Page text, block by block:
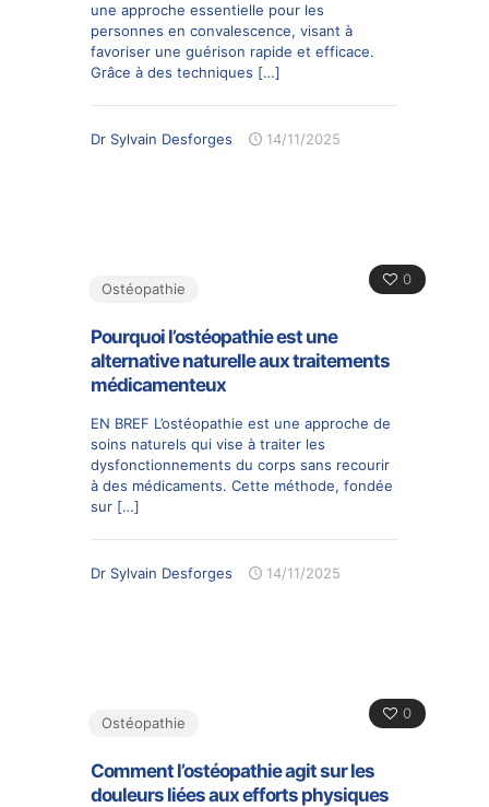
une approche essentielle pour les
personnes en convalescence, visant à
favoriser une guérison rapide et efficace.
Grâce à des techniques […]
Dr Sylvain Desforges 14/11/2025
0
Ostéopathie
Pourquoi l’ostéopathie est une
alternative naturelle aux traitements
médicamenteux
EN BREF L’ostéopathie est une approche de
soins naturels qui vise à traiter les
dysfonctionnements du corps sans recourir
à des médicaments. Cette méthode, fondée
sur […]
Dr Sylvain Desforges 14/11/2025
0
Ostéopathie
Comment l’ostéopathie agit sur les
douleurs liées aux efforts physiques